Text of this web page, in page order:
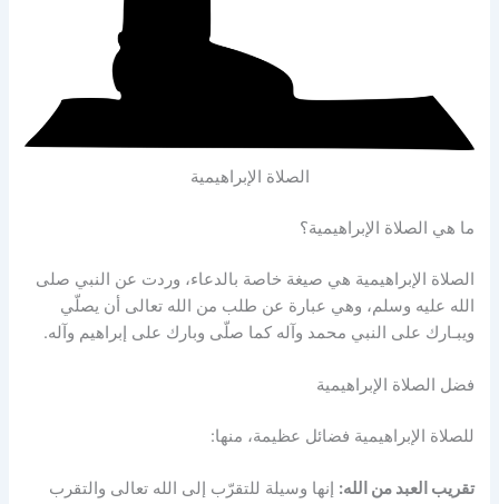
الصلاة الإبراهيمية
ما هي الصلاة الإبراهيمية؟
الصلاة الإبراهيمية هي صيغة خاصة بالدعاء، وردت عن النبي صلى
الله عليه وسلم، وهي عبارة عن طلب من الله تعالى أن يصلّي
ويبـارك على النبي محمد وآله كما صلّى وبارك على إبراهيم وآله.
فضل الصلاة الإبراهيمية
للصلاة الإبراهيمية فضائل عظيمة، منها:
تقريب العبد من الله: إنها وسيلة للتقرّب إلى الله تعالى والتقرب